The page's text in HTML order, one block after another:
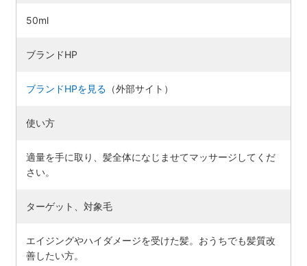
50ml
ブランドHP
ブランドHPを見る （外部サイト）
使い方
適量を手に取り、髪全体になじませてマッサージしてくだ
さい。
ターゲット、対象毛
エイジングやハイダメージを受けた髪。おうちでも髪質改
善したい方。